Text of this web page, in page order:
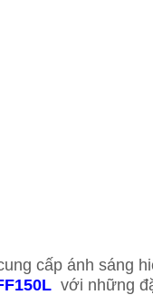
cấp ánh sáng
với những